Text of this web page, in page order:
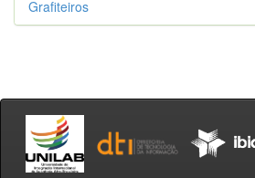
Grafiteiros